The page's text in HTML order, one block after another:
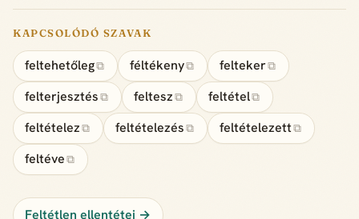
KAPCSOLÓDÓ SZAVAK
feltehetőleg⧉ féltékeny⧉ felteker⧉
felterjesztés ⧉ feltesz ⧉ feltétel⧉
feltételez ⧉ feltételezés ⧉ feltételezett ⧉
feltéve ⧉
Feltétlen ellentétei →